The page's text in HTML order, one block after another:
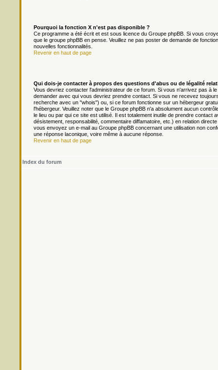
Pourquoi la fonction X n'est pas disponible ?
Ce programme a été écrit et est sous licence du Groupe phpBB. Si vous
que le groupe phpBB en pense. Veuillez ne pas poster de demande de
nouvelles fonctionnalités.
Revenir en haut de page
Qui dois-je contacter à propos des questions d'abus ou de légalité
Vous devriez contacter l'administrateur de ce forum. Si vous n'arrivez pas à
demander avec qui vous devriez prendre contact. Si vous ne recevez
recherche avec un "whois") ou, si ce forum fonctionne sur un hébergeur
l'hébergeur. Veuillez noter que le Groupe phpBB n'a absolument aucun
le lieu ou par qui ce site est utilisé. Il est totalement inutile de prendre
désistement, responsabilité, commentaire diffamatoire, etc.) en relation
vous envoyez un e-mail au Groupe phpBB concernant une utilisation non
une réponse laconique, voire même à aucune réponse.
Revenir en haut de page
Index du forum